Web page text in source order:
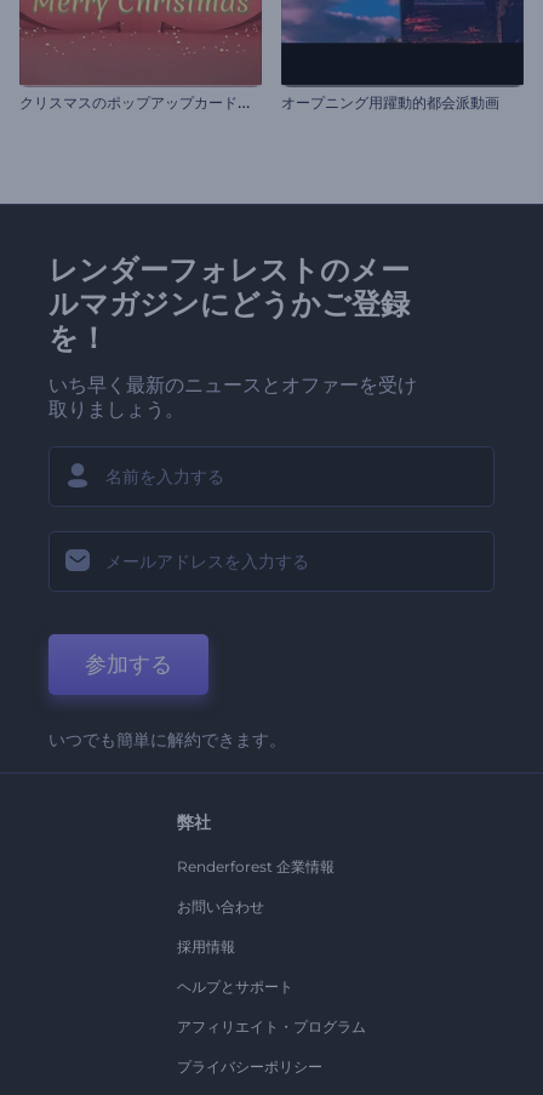
ク
リスマスのポップアップカード用のオープニング動画 オープニング用躍動的都会派動画
レンダーフォレストのメー
ルマガジンにどうかご登録
を！
いち早く最新のニュースとオファーを受け
取りましょう。
参加する
いつでも簡単に解約できます。
弊社
Renderforest 企業情報
お問い合わせ
採用情報
ヘルプとサポート
アフィリエイト・プログラム
プライバシーポリシー